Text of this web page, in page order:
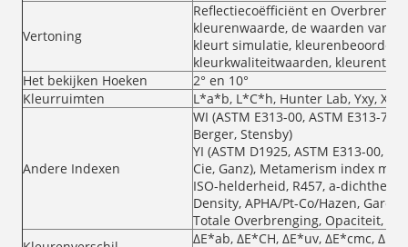
Vertoning
Reflectiecoëfficiënt en
kleurenwaarde, de waarden van
kleurt simulatie,
kleurkwaliteitwaarden,
Het bekijken Hoeken
2° en 10°
Kleurruimten
L*a*b, L*C*h, Hunter Lab, Yxy, XYZ
Andere Indexen
WI (ASTM E313-00, ASTM E313-73,
Berger, Stensby)
YI (ASTM D1925, ASTM E313-00,
Cie, Ganz), Metamerism index
ISO-helderheid, R457, a-
Density, APHA/Pt-Co/Hazen,
Totale Overbrenging, Opaciteit,
ΔE*ab, ΔE*CH, ΔE*uv, ΔE*cmc,